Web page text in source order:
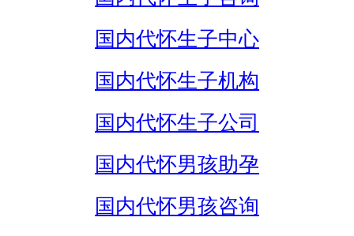
国内代怀生子中心
国内代怀生子机构
国内代怀生子公司
国内代怀男孩助孕
国内代怀男孩咨询